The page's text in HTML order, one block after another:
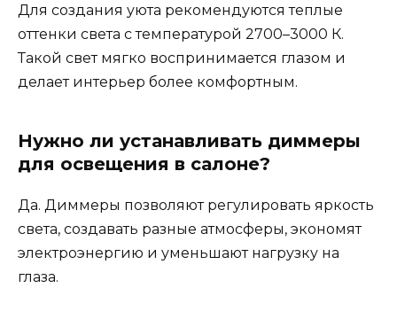
Для создания уюта рекомендуются теплые
оттенки света с температурой 2700–3000 К.
Такой свет мягко воспринимается глазом и
делает интерьер более комфортным.
Нужно ли устанавливать диммеры
для освещения в салоне?
Да. Диммеры позволяют регулировать яркость
света, создавать разные атмосферы, экономят
электроэнергию и уменьшают нагрузку на
глаза.